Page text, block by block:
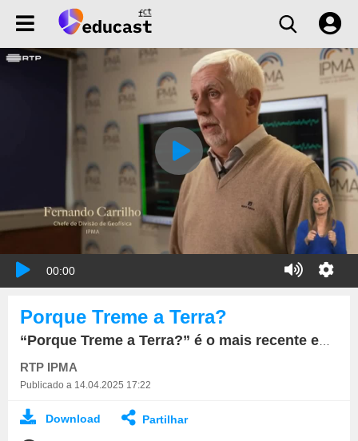
00:00
Porque Treme a Terra?
“Porque Treme a Terra?” é o mais recente episódio do Biosfera. O magazine ambiental da RTP2 contou com a participação do chefe da Divisão de Geofísica do IPMA, Fernando Carrilho.
RTP IPMA
Publicado a 14.04.2025 17:22
Download Partilhar